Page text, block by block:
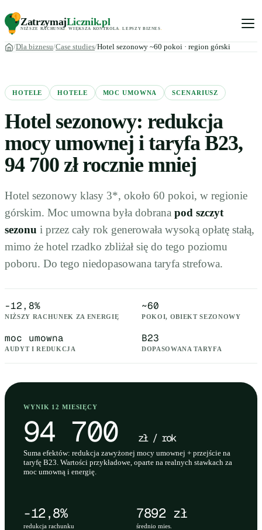
ZatrzymajLicznik.pl
NIŻSZE RACHUNKI. WIĘKSZA KONTROLA LEPSZY BIZNES
Dla biznesu Case studies Hotel sezonowy ~60 pokoi · region górski
HOTELE HOTELE MOC UMOWNA SCENARIUSZ
Hotel sezonowy: redukcja
mocy umownej i taryfa B23,
94 700 zł rocznie mniej
Hotel sezonowy klasy 3*, około 60 pokoi, w regionie
górskim. Moc umowna była dobrana pod szczyt
sezonu i przez cały rok generowała wysoką opłatę stałą,
mimo że hotel rzadko zbliżał się do tego poziomu
poboru. Do tego niedopasowana taryfa strefowa.
-12,8%
NIŻSZY RACHUNEK ZA ENERGIĘ
~60
POKOI, OBIEKT SEZONOWY
moc umowna
AUDYT I REDUKCJA
B23
DOPASOWANA TARYFA
WYNIK 12 MIESIĘCY
94 700 zł / rok
Suma efektów: redukcja zawyżonej mocy umownej + przejście na
taryfę B23. Wartości przykładowe, oparte na realnych stawkach za
moc umowną i energię.
-12,8%
redukcja rachunku
7892 zł
średnio mies.